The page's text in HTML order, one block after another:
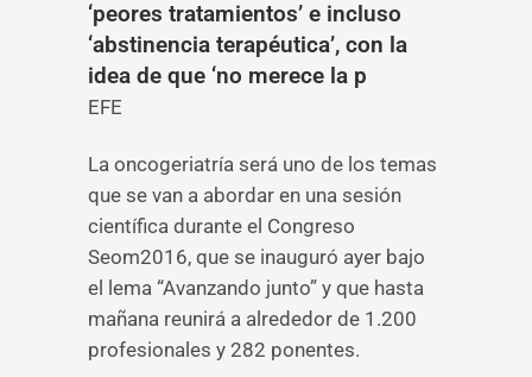
‘peores tratamientos’ e incluso
‘abstinencia terapéutica’, con la
idea de que ‘no merece la p
EFE
La oncogeriatría será uno de los temas
que se van a abordar en una sesión
científica durante el Congreso
Seom2016, que se inauguró ayer bajo
el lema “Avanzando junto” y que hasta
mañana reunirá a alrededor de 1.200
profesionales y 282 ponentes.